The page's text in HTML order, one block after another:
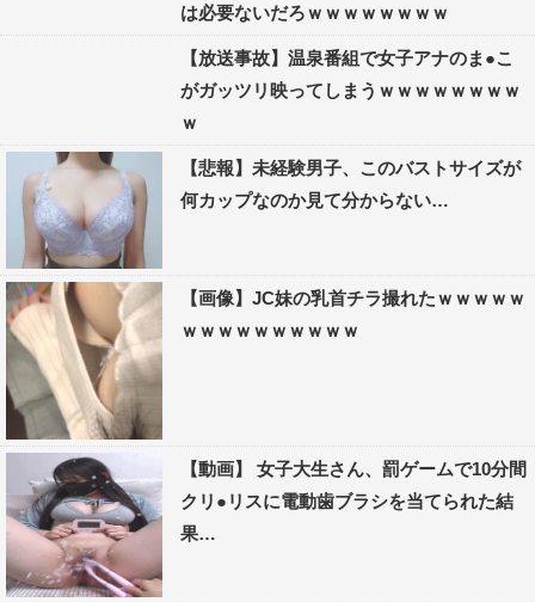
は必要ないだろｗｗｗｗｗｗｗｗ
【放送事故】温泉番組で女子アナのま●こ
がガッツリ映ってしまうｗｗｗｗｗｗｗｗ
ｗ
【悲報】未経験男子、このバストサイズが
何カップなのか見て分からない…
【画像】JC妹の乳首チラ撮れたｗｗｗｗｗ
ｗｗｗｗｗｗｗｗｗｗ
【動画】 女子大生さん、罰ゲームで10分間
クリ●リスに電動歯ブラシを当てられた結
果…